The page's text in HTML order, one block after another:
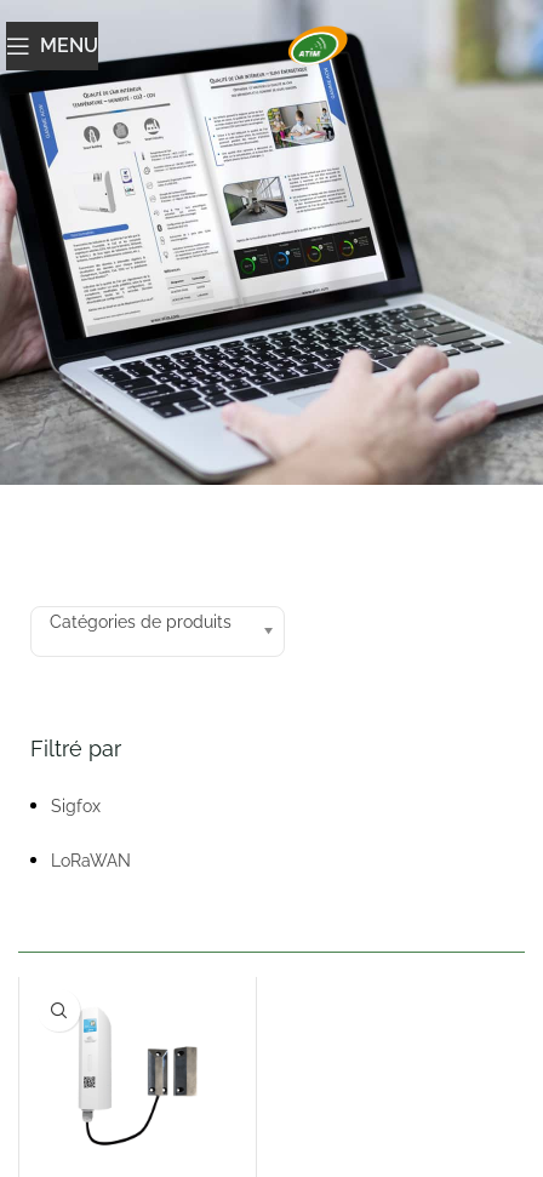
MENU
Catégories de produits
Filtré par
Sigfox
LoRaWAN